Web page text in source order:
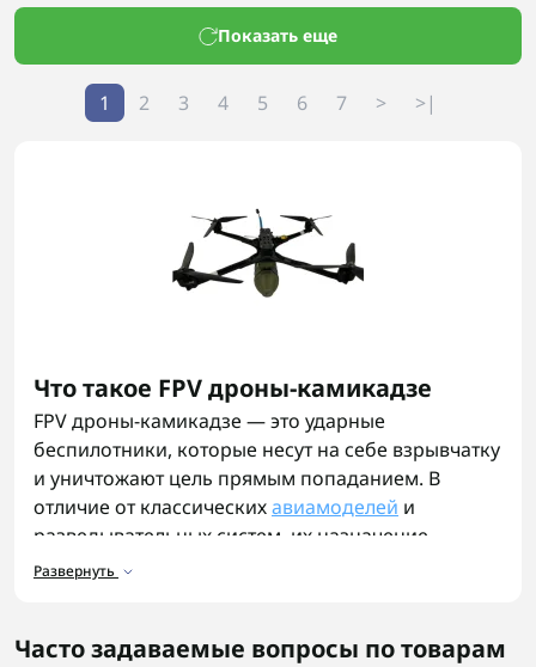
Показать еще
1 2 3 4 5 6 7 > >|
Что такое FPV дроны-камикадзе
FPV дроны-камикадзе — это ударные
беспилотники, которые несут на себе взрывчатку
и уничтожают цель прямым попаданием. В
отличие от классическихавиамоделей и
разведывательных систем, их назначение —
точечный удар, обеспечивающий максимальный
Назначение и принцип работы
Развернуть
Часто задаваемые вопросы по товарам